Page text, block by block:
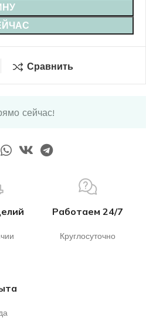
Сравнить
сейчас!
Работаем 24/7
Круглосуточно